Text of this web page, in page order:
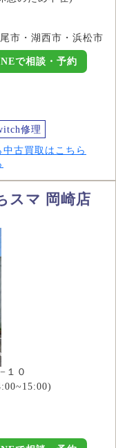
市・湖西市・浜松市
で相談・予約
修理
中古買取はこちら
スマ 岡崎店
１０